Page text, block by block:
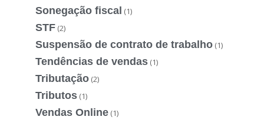
Sonegação fiscal (1)
STF (2)
Suspensão de contrato de trabalho (1)
Tendências de vendas (1)
Tributação (2)
Tributos (1)
Vendas Online (1)